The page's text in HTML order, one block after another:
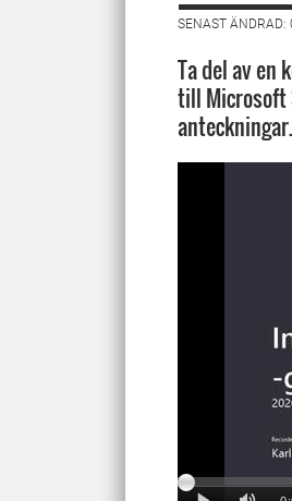
SENAST
Ta del av en
till Microsoft
anteckningar.